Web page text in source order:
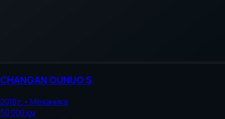
CHANGAN OUNUO S
2018г.• Механика
50 000км